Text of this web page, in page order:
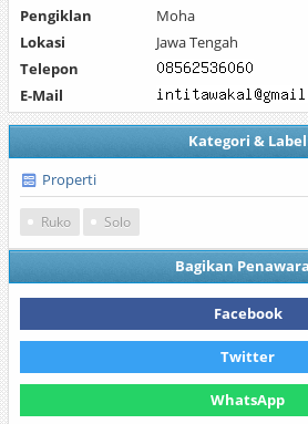
Pengiklan
Moha
Lokasi
Jawa Tengah
Telepon
E-Mail
Kategori & Label
Properti
Ruko Solo
Bagikan
Facebook
Twitter
WhatsApp